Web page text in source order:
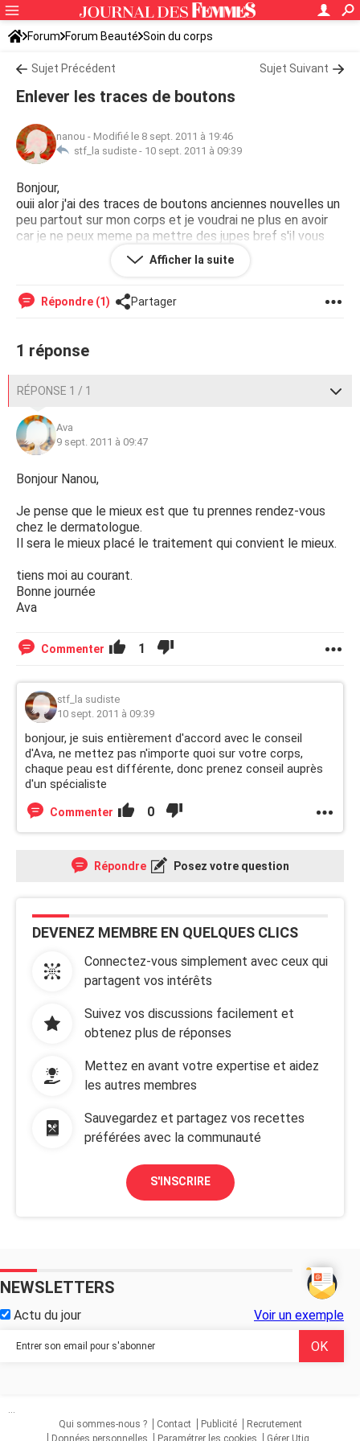
Forum Forum Beauté Soin du corps
Sujet Précédent Sujet Suivant
Enlever les traces de boutons
nanou - Modifié le 8 sept. 2011 à 19:46
stf_la sudiste - 10 sept. 2011 à 09:39
Bonjour,
ouii alor j'ai des traces de boutons anciennes nouvelles un
peu partout sur mon corps et je voudrai ne plus en avoir
car je ne peux meme pa mettre des jupes bref s'il vous
plait aidez-moi que dois-je acheter comme pommade?!!
un truk assez éfficace ..mercii!! :)
Afficher la suite
Répondre (1) Partager
1 réponse
RÉPONSE 1 / 1
Ava
9 sept. 2011 à 09:47
Bonjour Nanou,
Je pense que le mieux est que tu prennes rendez-vous
chez le dermatologue.
Il sera le mieux placé le traitement qui convient le mieux.
tiens moi au courant.
Bonne journée
Ava
Commenter 1
stf_la sudiste
10 sept. 2011 à 09:39
bonjour, je suis entièrement d'accord avec le conseil
d'Ava, ne mettez pas n'importe quoi sur votre corps,
chaque peau est différente, donc prenez conseil auprès
d'un spécialiste
Commenter 0
Répondre Posez votre question
DEVENEZ MEMBRE EN QUELQUES CLICS
Connectez-vous simplement avec ceux qui
partagent vos intérêts
Suivez vos discussions facilement et
obtenez plus de réponses
Mettez en avant votre expertise et aidez
les autres membres
Sauvegardez et partagez vos recettes
préférées avec la communauté
S'INSCRIRE
NEWSLETTERS
Actu du jour Voir un exemple
...
Qui sommes-nous ?
Contact Publicité
Recrutement
Données personnelles
Paramétrer les cookies Gérer Utiq